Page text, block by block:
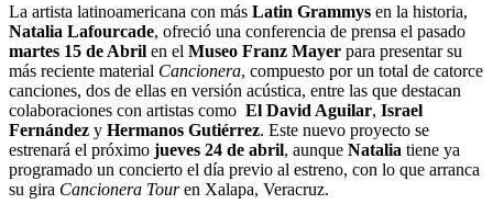
La artista latinoamericana con más Latin Grammys en la historia,
Natalia Lafourcade, ofreció una conferencia de prensa el pasado
martes 15 de Abril en el Museo Franz Mayer para presentar su
más reciente material Cancionera, compuesto por un total de catorce
canciones, dos de ellas en versión acústica, entre las que destacan
colaboraciones con artistas como El David Aguilar, Israel
Fernández y Hermanos Gutiérrez. Este nuevo proyecto se
estrenará el próximo jueves 24 de abril, aunque Natalia tiene ya
programado un concierto el día previo al estreno, con lo que arranca
su gira Cancionera Touren Xalapa, Veracruz.